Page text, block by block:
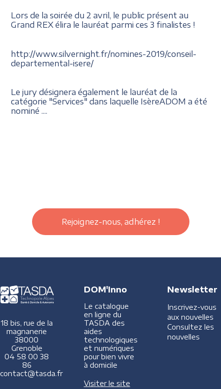
Lors de la soirée du 2 avril, le public présent au
Grand REX élira le lauréat parmi ces 3 finalistes !
http://www.silvernight.fr/nomines-2019/conseil-
departemental-isere/
Le jury désignera également le lauréat de la
catégorie "Services" dans laquelle IsèreADOM a été
nominé ....
Rejoignez-nous, adhérez !
18 bis, rue de la
magnanerie
38000
Grenoble
04 58 00 38
86
contact@tasda.fr
DOM'Inno
Le catalogue
en ligne du
TASDA des
aides
technologiques
et numériques
pour bien vivre
à domicile
Visiter le site
Newsletter
Inscrivez-vous
aux nouvelles
Consultez les
nouvelles